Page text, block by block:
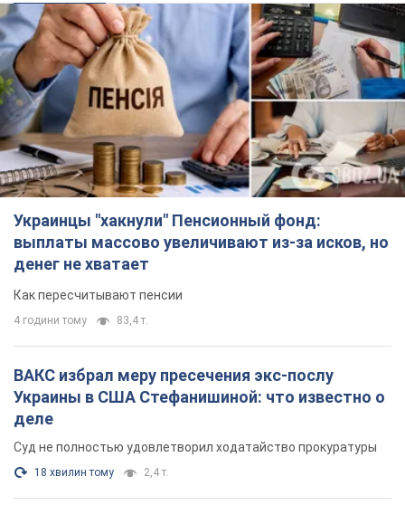
Украинцы "хакнули" Пенсионный фонд:
выплаты массово увеличивают из-за исков, но
денег не хватает
Как пересчитывают пенсии
4 години тому 83,4 т.
ВАКС избрал меру пресечения экс-послу
Украины в США Стефанишиной: что известно о
деле
Суд не полностью удовлетворил ходатайство прокуратуры
18 хвилин тому 2,4 т.